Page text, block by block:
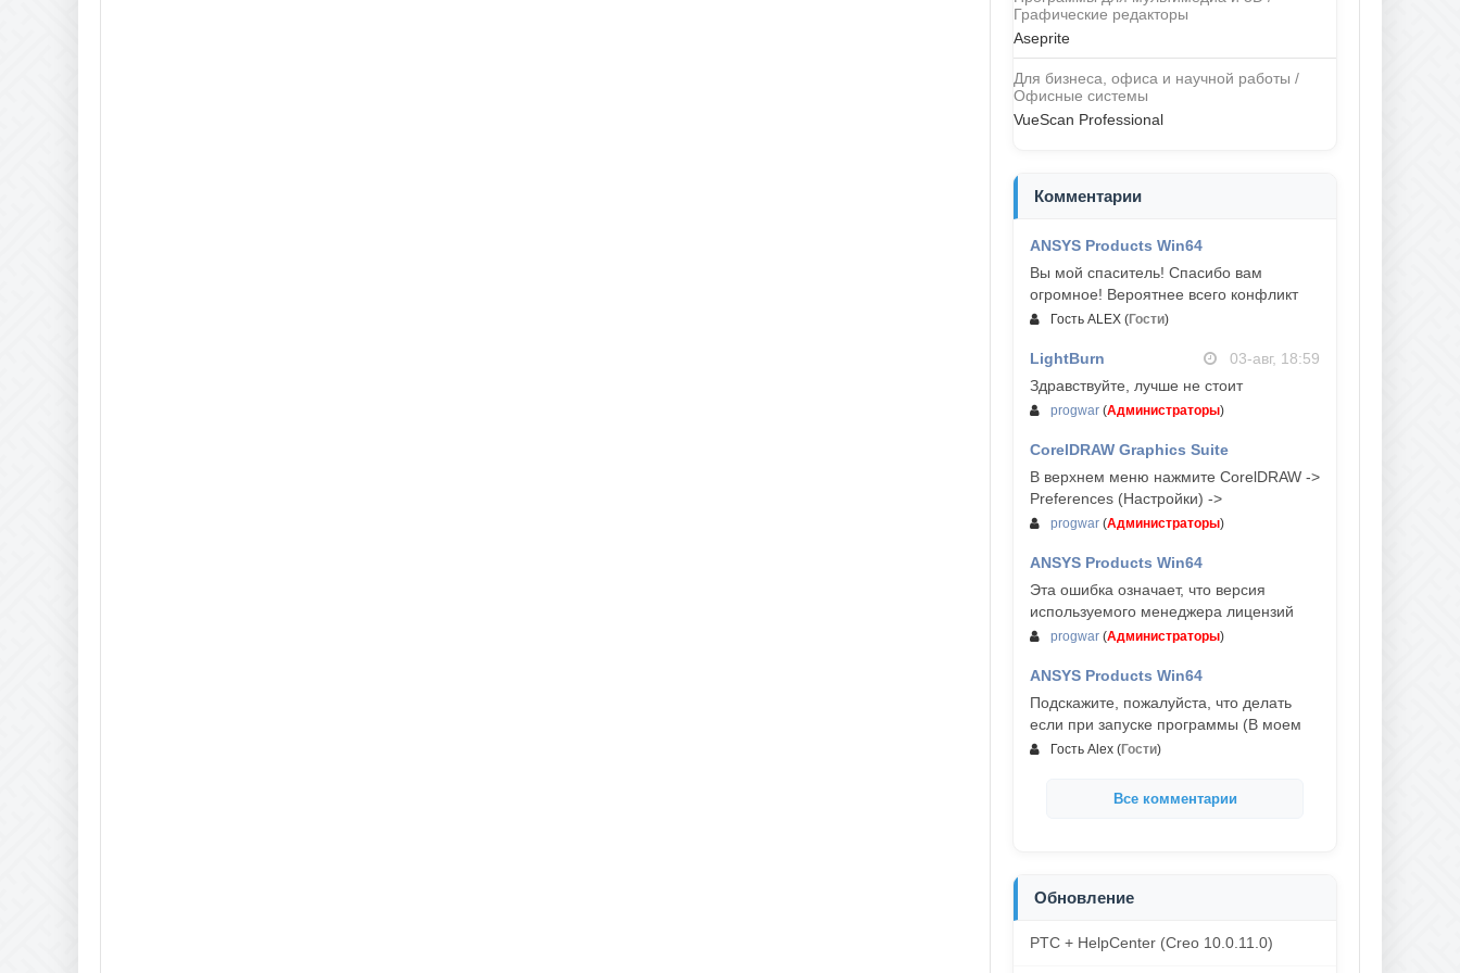
Графические редакторы
Aseprite
Для бизнеса, офиса и научной работы /
Офисные системы
VueScan Professional
Комментарии
ANSYS Products Win64
Вы мой спаситель! Спасибо вам
огромное! Вероятнее всего конфликт
Гость ALEX (Гости)
LightBurn
03-авг, 18:59
Здравствуйте, лучше не стоит
progwar (Администраторы)
CorelDRAW Graphics Suite
03-авг, 18:58
В верхнем меню нажмите CorelDRAW ->
Preferences (Настройки) ->
progwar (Администраторы)
ANSYS Products Win64
Эта ошибка означает, что версия
используемого менеджера лицензий
progwar (Администраторы)
ANSYS Products Win64
Подскажите, пожалуйста, что делать
если при запуске программы (В моем
Гость Alex (Гости)
Все комментарии
Обновление
PTC + HelpCenter (Creo 10.0.11.0)